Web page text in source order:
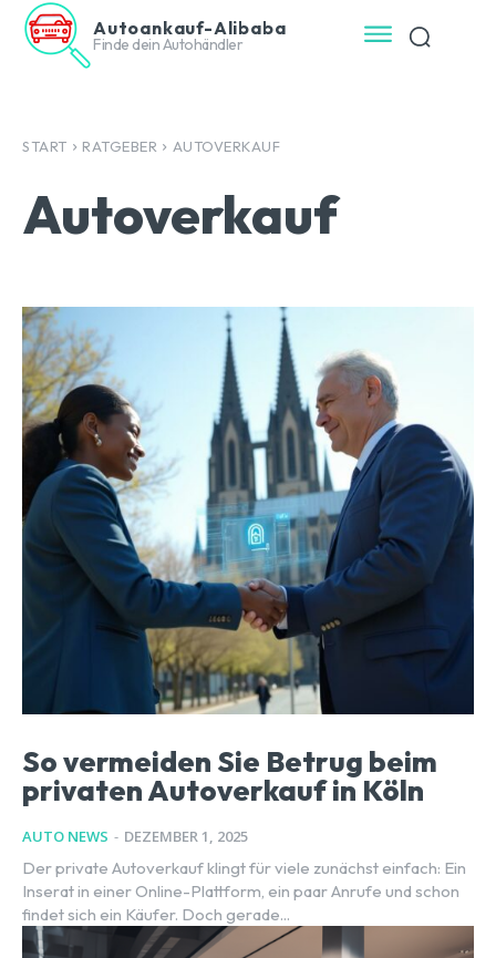
Autoankauf-Alibaba
Finde dein Autohändler
START RATGEBER AUTOVERKAUF
Autoverkauf
So vermeiden Sie Betrug beim
privaten Autoverkauf in Köln
AUTO NEWS - DEZEMBER 1, 2025
Der private Autoverkauf klingt für viele zunächst einfach: Ein
Inserat in einer Online-Plattform, ein paar Anrufe und schon
findet sich ein Käufer. Doch gerade...